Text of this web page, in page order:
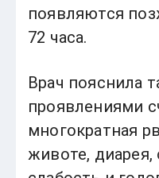
появляются
72 часа.
Врач пояснила
проявлениями
многократная
животе, диарея,